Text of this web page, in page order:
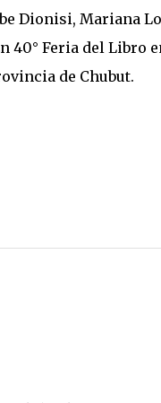
Dionisi, Mariana
40° Feria del Libro
de Chubut.